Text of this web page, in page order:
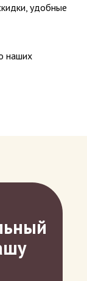
удобные
наших